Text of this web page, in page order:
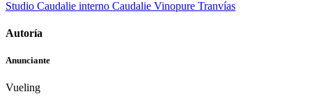
Studio Caudalie interno Caudalie Vinopure Tranvías
Autoría
Anunciante
Vueling